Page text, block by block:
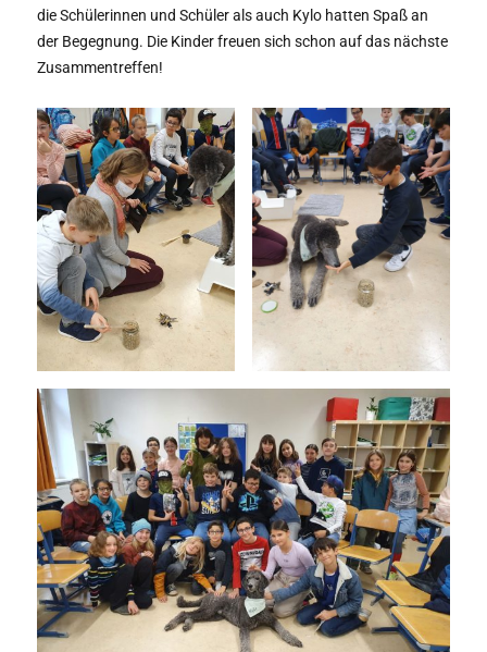
die Schülerinnen und Schüler als auch Kylo hatten Spaß an
der Begegnung. Die Kinder freuen sich schon auf das nächste
Zusammentreffen!